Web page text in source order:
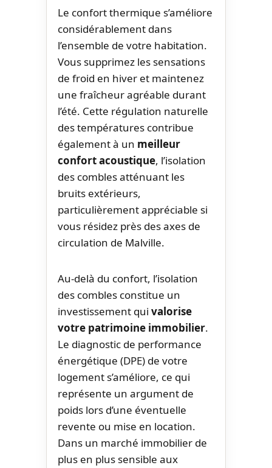
Le confort thermique s’améliore
considérablement dans
l’ensemble de votre habitation.
Vous supprimez les sensations
de froid en hiver et maintenez
une fraîcheur agréable durant
l’été. Cette régulation naturelle
des températures contribue
également à un meilleur
confort acoustique, l’isolation
des combles atténuant les
bruits extérieurs,
particulièrement appréciable si
vous résidez près des axes de
circulation de Malville.
Au-delà du confort, l’isolation
des combles constitue un
investissement qui valorise
votre patrimoine immobilier.
Le diagnostic de performance
énergétique (DPE) de votre
logement s’améliore, ce qui
représente un argument de
poids lors d’une éventuelle
revente ou mise en location.
Dans un marché immobilier de
plus en plus sensible aux